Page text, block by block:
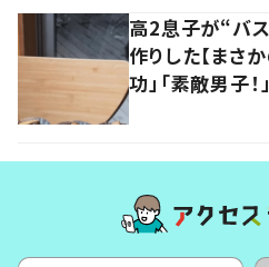
高2息子が“バ
作りした【まさ
功」「素敵男子！」